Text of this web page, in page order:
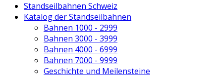
Standseilbahnen Schweiz
Katalog der Standseilbahnen
Bahnen 1000 - 2999
Bahnen 3000 - 3999
Bahnen 4000 - 6999
Bahnen 7000 - 9999
Geschichte und Meilensteine